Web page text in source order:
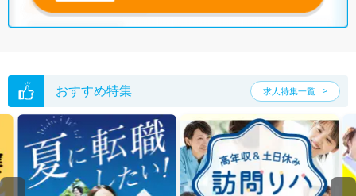
無料転職支援サービスにお申し込みいただくと、ご希望条件をヒアリン
転職支援の他、情報収集や募集状況の確認も、お気軽にご相談くださ
い。
おすすめ特集 求人特集一覧